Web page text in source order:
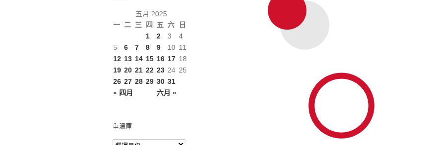
五月 2025
一 二 三 四 五 六 日
« 四月 六月 »
1 2 3
4
5
6 7 8 9 10 11
12 13 14 15 16 17 18
19 20 21 22 23 24 25
26 27 28 29 30 31
重溫庫